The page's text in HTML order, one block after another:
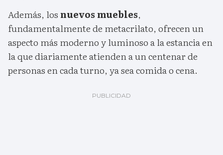
Además, los nuevos muebles,
fundamentalmente de metacrilato, ofrecen un
aspecto más moderno y luminoso a la estancia en
la que diariamente atienden a un centenar de
personas en cada turno, ya sea comida o cena.